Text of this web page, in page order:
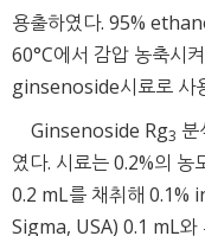
용출하였다. 95%
60°C에서 감압 농축시
ginsenoside시료로 사
Ginsenoside Rg3 분
였다. 시료는 0.2%의
0.2 mL를 채취해
Sigma, USA) 0.1 mL와